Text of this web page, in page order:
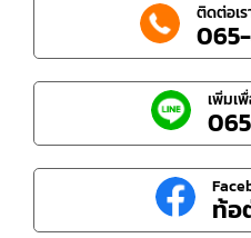
ติดต่อเ
เพิ่มเ
ท้อ